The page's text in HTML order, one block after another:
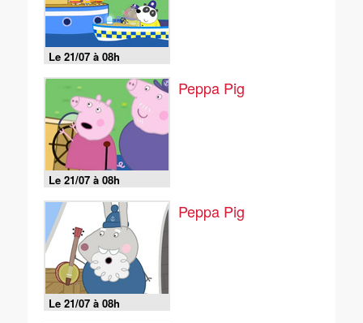
Le 21/07 à 08h
Le 21/07 à 08h
Peppa Pig
Le 21/07 à 08h
Peppa Pig